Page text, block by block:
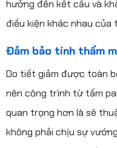
hưởng đến kết cấu và
điều kiện khác nhau của
Đảm bảo tính thẩm
Do tiết giảm được toàn
nên công trình từ tấm
quan trọng hơn là sẽ
không phải chịu sự